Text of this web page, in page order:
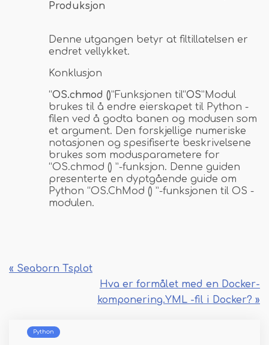
Produksjon
Denne utgangen betyr at filtillatelsen er
endret vellykket.
Konklusjon
“OS.chmod ()”Funksjonen til“OS”Modul
brukes til å endre eierskapet til Python -
filen ved å godta banen og modusen som
et argument. Den forskjellige numeriske
notasjonen og spesifiserte beskrivelsene
brukes som modusparametere for
“OS.chmod () ”-funksjon. Denne guiden
presenterte en dyptgående guide om
Python “OS.ChMod () ”-funksjonen til OS -
modulen.
« Seaborn Tsplot
Hva er formålet med en Docker-
komponering.YML -fil i Docker? »
Python